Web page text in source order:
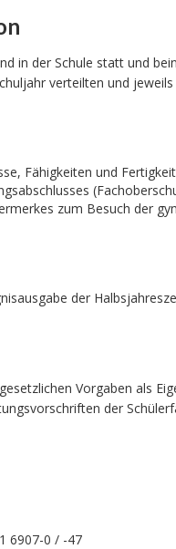
in der Schule statt und
verteilten und
Fähigkeiten und
zum Besuch der
der
Vorgaben als
der
6907-0 / -47